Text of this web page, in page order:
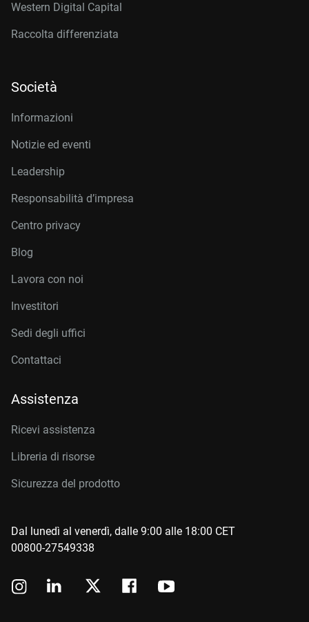
Western Digital Capital
Raccolta differenziata
Società
Informazioni
Notizie ed eventi
Leadership
Responsabilità d’impresa
Centro privacy
Blog
Lavora con noi
Investitori
Sedi degli uffici
Contattaci
Assistenza
Ricevi assistenza
Libreria di risorse
Sicurezza del prodotto
Dal lunedì al venerdì, dalle 9:00 alle 18:00 CET
00800-27549338